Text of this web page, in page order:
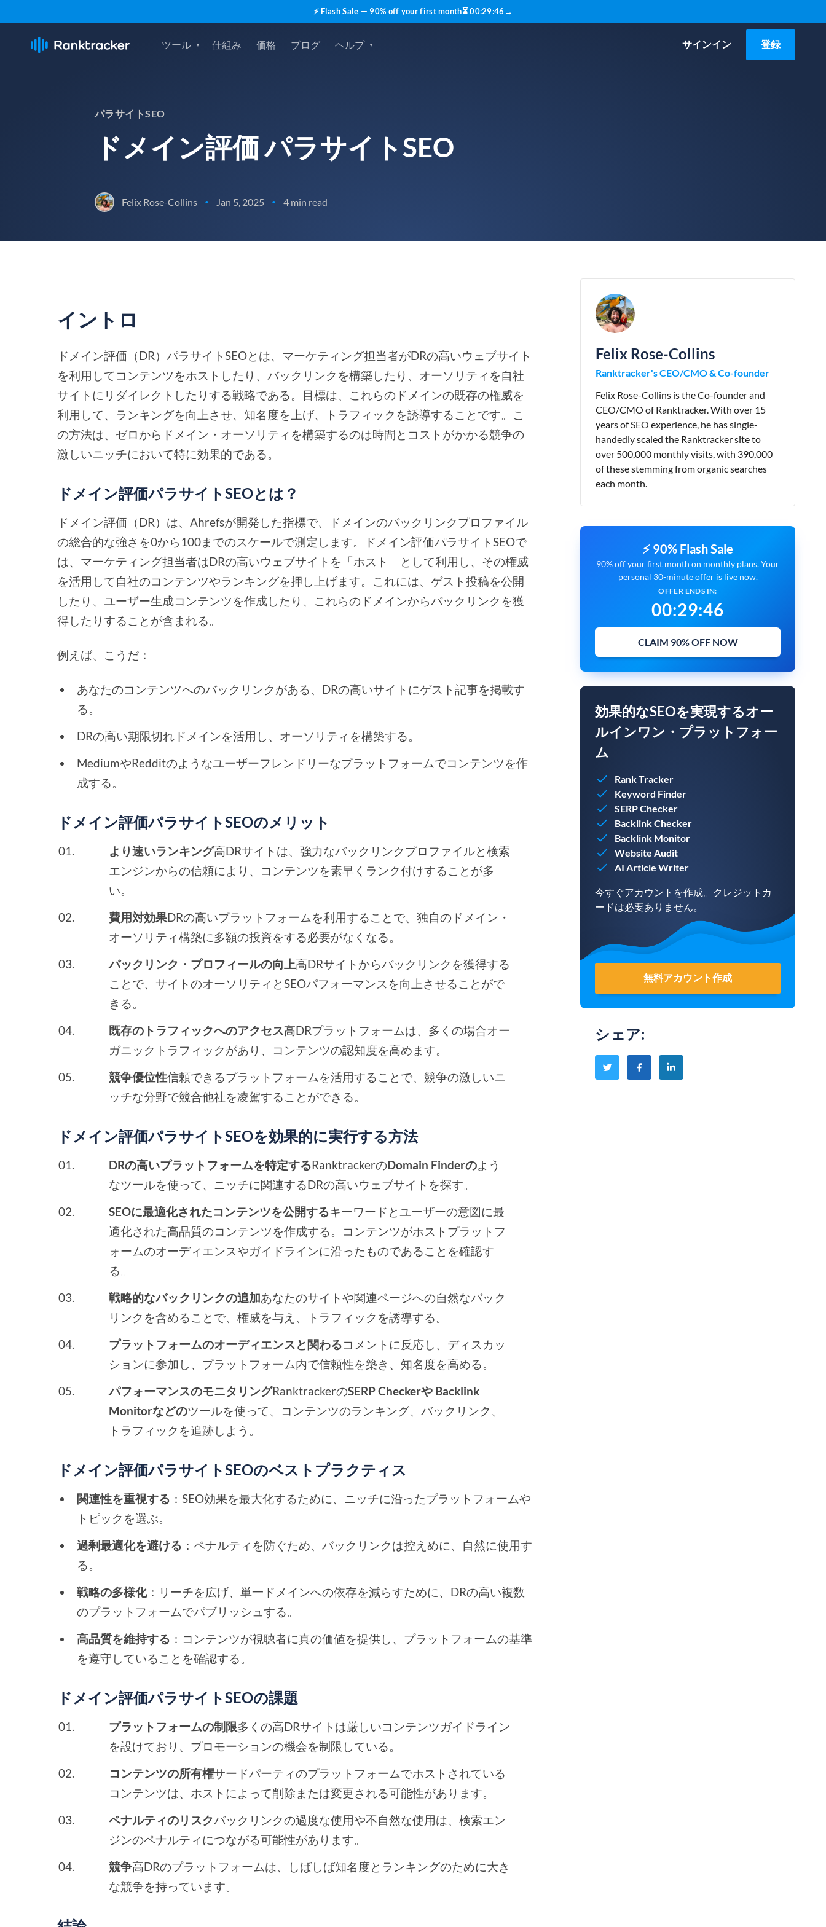
⚡ Flash Sale — 90% off your first month⏳00:29:45 →
ツール 仕組み 価格 ブログ ヘルプ サインイン 登録
パラサイトSEO
ドメイン評価 パラサイトSEO
Felix Rose-Collins • Jan 5, 2025 • 4 min read
イントロ
ドメイン評価（DR）パラサイトSEOとは、マーケティング担当者がDRの高いウェブサイト
を利用してコンテンツをホストしたり、バックリンクを構築したり、オーソリティを自社
サイトにリダイレクトしたりする戦略である。目標は、これらのドメインの既存の権威を
利用して、ランキングを向上させ、知名度を上げ、トラフィックを誘導することです。こ
の方法は、ゼロからドメイン・オーソリティを構築するのは時間とコストがかかる競争の
激しいニッチにおいて特に効果的である。
ドメイン評価パラサイトSEOとは？
ドメイン評価（DR）は、Ahrefsが開発した指標で、ドメインのバックリンクプロファイル
の総合的な強さを0から100までのスケールで測定します。ドメイン評価パラサイトSEOで
は、マーケティング担当者はDRの高いウェブサイトを「ホスト」として利用し、その権威
を活用して自社のコンテンツやランキングを押し上げます。これには、ゲスト投稿を公開
したり、ユーザー生成コンテンツを作成したり、これらのドメインからバックリンクを獲
得したりすることが含まれる。
例えば、こうだ：
あなたのコンテンツへのバックリンクがある、DRの高いサイトにゲスト記事を掲載す
る。
DRの高い期限切れドメインを活用し、オーソリティを構築する。
MediumやRedditのようなユーザーフレンドリーなプラットフォームでコンテンツを作
成する。
ドメイン評価パラサイトSEOのメリット
より速いランキング高DRサイトは、強力なバックリンクプロファイルと検索
エンジンからの信頼により、コンテンツを素早くランク付けすることが多
い。
費用対効果DRの高いプラットフォームを利用することで、独自のドメイン・
オーソリティ構築に多額の投資をする必要がなくなる。
バックリンク・プロフィールの向上高DRサイトからバックリンクを獲得する
ことで、サイトのオーソリティとSEOパフォーマンスを向上させることがで
きる。
既存のトラフィックへのアクセス高DRプラットフォームは、多くの場合オー
ガニックトラフィックがあり、コンテンツの認知度を高めます。
競争優位性信頼できるプラットフォームを活用することで、競争の激しいニ
ッチな分野で競合他社を凌駕することができる。
ドメイン評価パラサイトSEOを効果的に実行する方法
DRの高いプラットフォームを特定するRanktrackerのDomain Finderのよう
なツールを使って、ニッチに関連するDRの高いウェブサイトを探す。
SEOに最適化されたコンテンツを公開するキーワードとユーザーの意図に最
適化された高品質のコンテンツを作成する。コンテンツがホストプラットフ
ォームのオーディエンスやガイドラインに沿ったものであることを確認す
る。
戦略的なバックリンクの追加あなたのサイトや関連ページへの自然なバック
リンクを含めることで、権威を与え、トラフィックを誘導する。
プラットフォームのオーディエンスと関わるコメントに反応し、ディスカッ
ションに参加し、プラットフォーム内で信頼性を築き、知名度を高める。
パフォーマンスのモニタリングRanktrackerのSERP Checkerや Backlink
Monitorなどのツールを使って、コンテンツのランキング、バックリンク、
トラフィックを追跡しよう。
ドメイン評価パラサイトSEOのベストプラクティス
関連性を重視する ：SEO効果を最大化するために、ニッチに沿ったプラットフォームや
トピックを選ぶ。
過剰最適化を避ける ：ペナルティを防ぐため、バックリンクは控えめに、自然に使用す
る。
戦略の多様化：リーチを広げ、単一ドメインへの依存を減らすために、DRの高い複数
のプラットフォームでパブリッシュする。
高品質を維持する ：コンテンツが視聴者に真の価値を提供し、プラットフォームの基準
を遵守していることを確認する。
ドメイン評価パラサイトSEOの課題
プラットフォームの制限多くの高DRサイトは厳しいコンテンツガイドライン
を設けており、プロモーションの機会を制限している。
コンテンツの所有権サードパーティのプラットフォームでホストされている
コンテンツは、ホストによって削除または変更される可能性があります。
ペナルティのリスクバックリンクの過度な使用や不自然な使用は、検索エン
ジンのペナルティにつながる可能性があります。
競争高DRのプラットフォームは、しばしば知名度とランキングのために大き
な競争を持っています。
Felix Rose-Collins
Ranktracker's CEO/CMO & Co-founder
Felix Rose-Collins is the Co-founder and
CEO/CMO of Ranktracker. With over 15
years of SEO experience, he has single-
handedly scaled the Ranktracker site to
over 500,000 monthly visits, with 390,000
of these stemming from organic searches
each month.
⚡ 90% Flash Sale
90% off your first month on monthly plans. Your
personal 30-minute offer is live now.
OFFER ENDS IN:
00:29:45
CLAIM 90% OFF NOW
効果的なSEOを実現するオー
ルインワン・プラットフォー
ム
Rank Tracker
Keyword Finder
SERP Checker
Backlink Checker
Backlink Monitor
Website Audit
AI Article Writer
今すぐアカウントを作成。クレジットカ
ードは必要ありません。
無料アカウント作成
シェア: